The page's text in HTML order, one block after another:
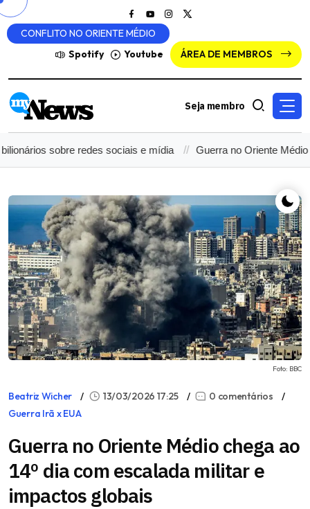
Spotify Youtube ÁREA DE MEMBROS
Seja membro
sobre redes sociais e mídia Guerra no Oriente Médio chega
Foto: BBC
CONFLITO NO ORIENTE MÉDIO
Beatriz Wicher 13/03/2026 17:25
0 comentários
Guerra Irã x EUA
Guerra no Oriente Médio chega ao
14º dia com escalada militar e
impactos globais